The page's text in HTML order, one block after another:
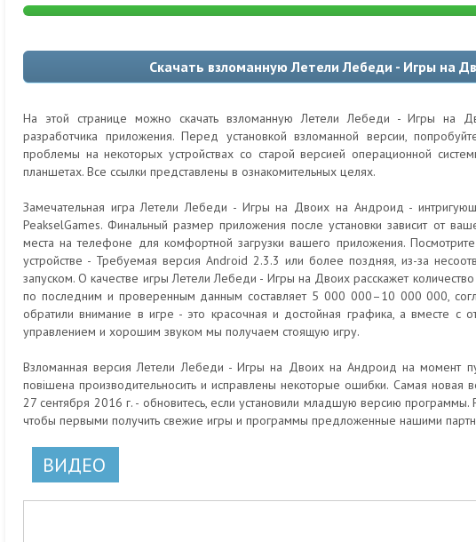
Скачать взломанную Летели Лебеди - Игры на
На этой странице можно скачать взломанную Летели Лебеди - Игры на
разработчика приложения. Перед установкой взломанной версии,
проблемы на некоторых устройствах со старой версией операционной
планшетах. Все ссылки представлены в ознакомительных целях.
Замечательная игра Летели Лебеди - Игры на Двоих на Андроид -
PeakselGames. Финальный размер приложения после установки зависит от
места на телефоне для комфортной загрузки вашего приложения.
устройстве - Требуемая версия Android 2.3.3 или более поздняя, из-за
запуском. О качестве игры Летели Лебеди - Игры на Двоих расскажет
по последним и проверенным данным составляет 5 000 000–10 000 000,
обратили внимание в игре - это красочная и достойная графика, а вместе с
управлением и хорошим звуком мы получаем стоящую игру.
Взломанная версия Летели Лебеди - Игры на Двоих на Андроид на момент
повішена производительносить и исправлены некоторые ошибки. Самая новая
27 сентября 2016 г. - обновитесь, если установили младшую версию программы.
чтобы первыми получить свежие игры и программы предложенные нашими
ВИДЕО